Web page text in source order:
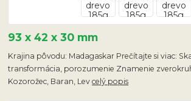
93 x 42 x 30 mm
Krajina pôvodu: Madagaskar Prečítajte si viac:
transformácia, porozumenie Znamenie
Kozorožec, Baran, Levcelý popis